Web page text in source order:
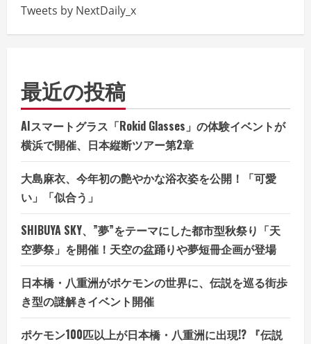
Tweets by NextDaily_x
最近の投稿
AIスマートグラス「Rokid Glasses」の体験イベントが
横浜で開催、日本縦断ツアー第2章
大島麻衣、今年初の艶やかな浴衣姿を公開！「可愛
い」「似合う」
SHIBUYA SKY、”夢”をテーマにした都市型秋祭り「天
空夢祭」を開催！天空の盆踊りや夢短冊企画が登場
日本橋・八重洲がポケモンの世界に、伝説を巡る街歩
き型の謎解きイベント開催
ポケモン100匹以上が日本橋・八重洲に出現!? 『伝説